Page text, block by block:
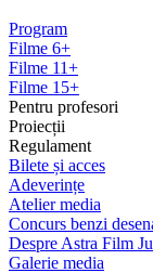
Program
Filme 6+
Filme 11+
Filme 15+
Pentru profesori
Proiecții
Regulament
Bilete și acces
Adeverințe
Atelier media
Concurs benzi
Despre Astra Film
Galerie media